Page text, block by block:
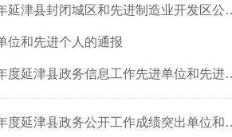
区公共供水管网覆盖范围内地热井专项行动实施方案的通知（失效）
位和先进个人的通报
县政务信息工作先进单位和先进个人的通报
政务公开工作成绩突出单位和先进个人的通报